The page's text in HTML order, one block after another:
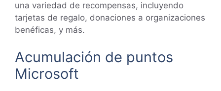
una variedad de recompensas, incluyendo
tarjetas de regalo, donaciones a organizaciones
benéficas, y más.
Acumulación de puntos
Microsoft